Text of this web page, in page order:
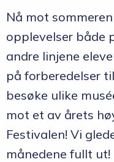
Nå mot
opplevelser både
andre linjene
på forberedelser
besøke ulike
mot et av årets
Festivalen! Vi
månedene fullt ut!